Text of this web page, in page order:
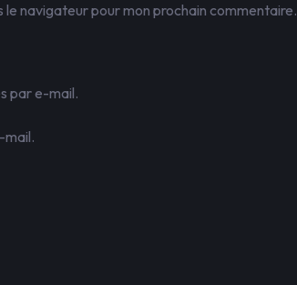
navigateur pour mon prochain commentaire.
par e-mail.
mail.